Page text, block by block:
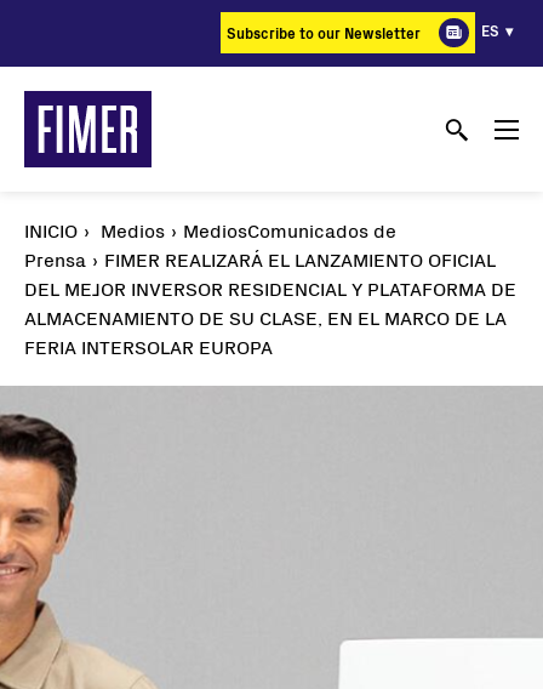
principal
Subscribe to our Newsletter ES
INICIO Medios
MediosComunicados de
Prensa
FIMER REALIZARÁ EL LANZAMIENTO OFICIAL
DEL MEJOR INVERSOR RESIDENCIAL Y PLATAFORMA DE
ALMACENAMIENTO DE SU CLASE, EN EL MARCO DE LA
FERIA INTERSOLAR EUROPA